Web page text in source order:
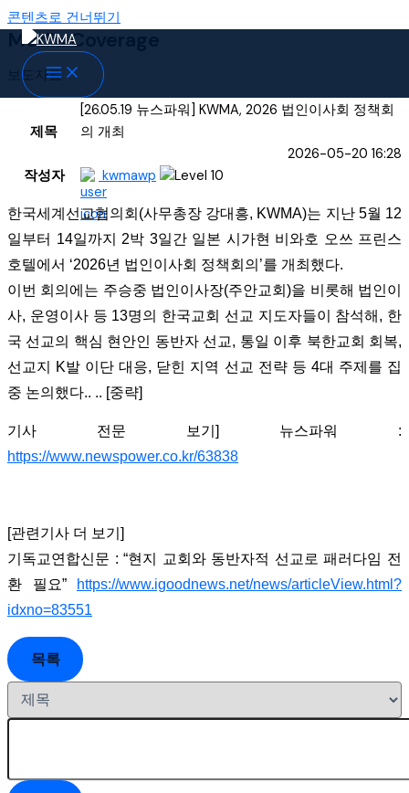
콘텐츠로 건너뛰기
Media Coverage
보도자료
제목
[26.05.19 뉴스파워] KWMA, 2026 법인이사회 정책회
의 개최
2026-05-20 16:28
작성자
kwmawp
한국세계선교협의회(사무총장 강대흥, KWMA)는 지난 5월 12
일부터 14일까지 2박 3일간 일본 시가현 비와호 오쓰 프린스
호텔에서 ‘2026년 법인이사회 정책회의’를 개최했다.
이번 회의에는 주승중 법인이사장(주안교회)을 비롯해 법인이
사, 운영이사 등 13명의 한국교회 선교 지도자들이 참석해, 한
국 선교의 핵심 현안인 동반자 선교, 통일 이후 북한교회 회복,
선교지 K발 이단 대응, 닫힌 지역 선교 전략 등 4대 주제를 집
중 논의했다.. .. [중략]
기사 전문 보기] 뉴스파워 :
https://www.newspower.co.kr/63838
[관련기사 더 보기]
기독교연합신문 : “현지 교회와 동반자적 선교로 패러다임 전
환 필요”
https://www.igoodnews.net/news/articleView.html?
idxno=83551
목록